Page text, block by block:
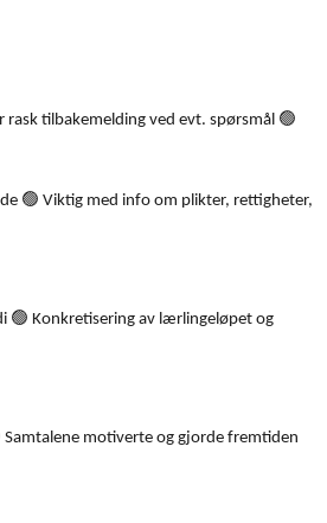
rask tilbakemelding ved evt. spørsmål 🟢
🟢 Viktig med info om plikter, rettigheter,
🟢 Konkretisering av lærlingeløpet og
Samtalene motiverte og gjorde fremtiden